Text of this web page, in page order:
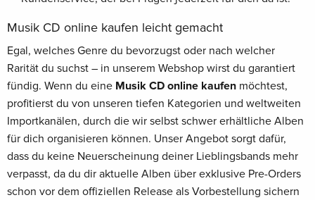
Musik CD online kaufen leicht gemacht
Egal, welches Genre du bevorzugst oder nach welcher
Rarität du suchst – in unserem Webshop wirst du garantiert
fündig. Wenn du eine Musik CD online kaufen möchtest,
profitierst du von unseren tiefen Kategorien und weltweiten
Importkanälen, durch die wir selbst schwer erhältliche Alben
für dich organisieren können. Unser Angebot sorgt dafür,
dass du keine Neuerscheinung deiner Lieblingsbands mehr
verpasst, da du dir aktuelle Alben über exklusive Pre-Orders
schon vor dem offiziellen Release als Vorbestellung sichern